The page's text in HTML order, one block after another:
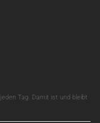
Tag. Damit ist und bleibt